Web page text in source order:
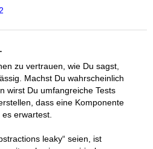
zu vertrauen, wie Du sagst,
Machst Du wahrscheinlich
wirst Du umfangreiche Tests
dass eine Komponente
erwartest.
leaky“ seien, ist